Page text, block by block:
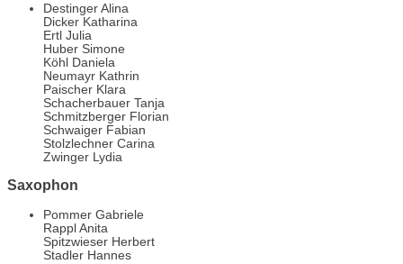
Destinger Alina
Dicker Katharina
Ertl Julia
Huber Simone
Köhl Daniela
Neumayr Kathrin
Paischer Klara
Schacherbauer Tanja
Schmitzberger Florian
Schwaiger Fabian
Stolzlechner Carina
Zwinger Lydia
Saxophon
Pommer Gabriele
Rappl Anita
Spitzwieser Herbert
Stadler Hannes